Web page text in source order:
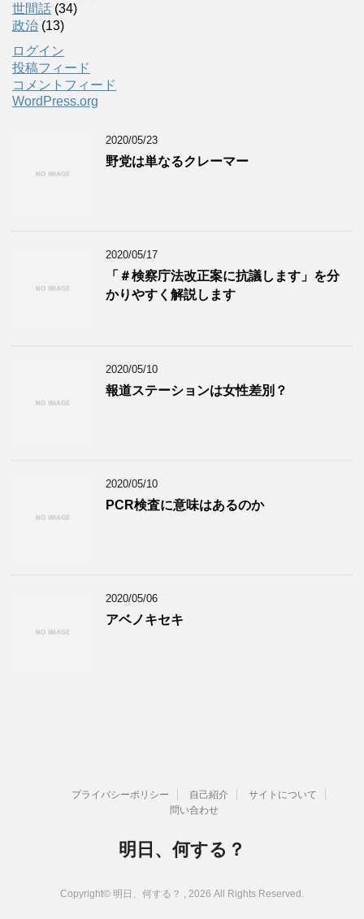
世間話 (34)
政治 (13)
ログイン
投稿フィード
コメントフィード
WordPress.org
2020/05/23
野党は単なるクレーマー
2020/05/17
「＃検察庁法改正案に抗議します」を分
かりやすく解説します
2020/05/10
報道ステーションは女性差別？
2020/05/10
PCR検査に意味はあるのか
2020/05/06
アベノキセキ
プライバシーポリシー 自己紹介
サイトについて
問い合わせ
明日、何する？
Copyright© 明日、何する？ , 2026 All Rights Reserved.